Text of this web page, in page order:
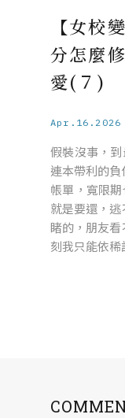
【女校
分怎麼
愛(７)
Apr.16.2026
假裝沒事，
連本帶利的
帳單，寬限
就是要還，
睹的，朋友
刻我只能依